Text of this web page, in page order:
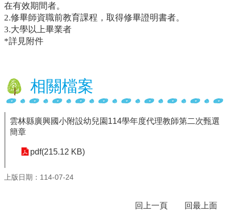
校
務
E
化
相
關
網
學
辦
在有效期間者。
2.修畢師資職前教育課程，取得修畢證明書者。
3.大學以上畢業者
*詳見附件
相關檔案
雲林縣廣興國小附設幼兒園114學年度代理教師第二次甄選
簡章
pdf(215.12 KB)
上版日期：114-07-24
回上一頁 回最上面